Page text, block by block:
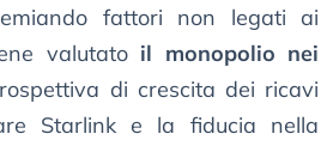
fattori non legati ai
valutato il monopolio nei
di crescita dei ricavi
Starlink e la fiducia nella